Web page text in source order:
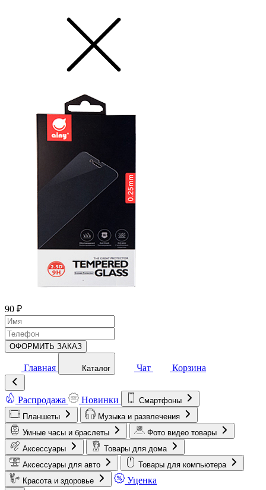
90 ₽
ОФОРМИТЬ ЗАКАЗ
Главная Каталог Чат Корзина
Распродажа Новинки
Смартфоны
Планшеты
Музыка и развлечения
Умные часы и браслеты
Фото видео товары
Аксессуары
Товары для дома
Аксессуары для авто
Товары для компьютера
Красота и здоровье
Уценка